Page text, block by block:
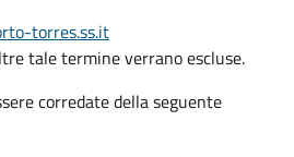
torres.ss.it
tale termine verrano escluse.
corredate della seguente